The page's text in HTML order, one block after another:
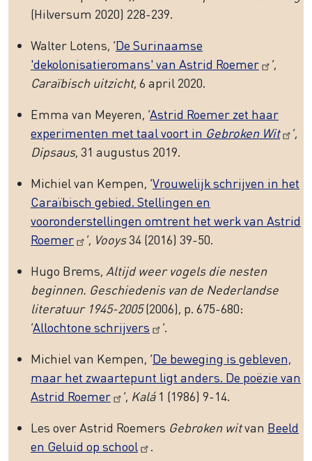
(Hilversum 2020) 228-239.
Walter Lotens, ‘De Surinaamse
'dekolonisatieromans' van Astrid Roemer
‘,
Caraïbisch uitzicht, 6 april 2020.
Emma van Meyeren, ‘Astrid Roemer zet haar
experimenten met taal voort in Gebroken Wit
’,
Dipsaus, 31 augustus 2019.
Michiel van Kempen, ‘Vrouwelijk schrijven in het
Caraïbisch gebied. Stellingen en
vooronderstellingen omtrent het werk van Astrid
Roemer
’, Vooys34 (2016) 39-50.
Hugo Brems, Altijd weer vogels die nesten
beginnen. Geschiedenis van de Nederlandse
literatuur 1945-2005(2006), p. 675-680:
‘Allochtone schrijvers
’.
Michiel van Kempen, ‘De beweging is gebleven,
maar het zwaartepunt ligt anders. De poëzie van
Astrid Roemer
’, Kalá 1 (1986) 9-14.
Les over Astrid Roemers Gebroken witvan Beeld
en Geluid op school